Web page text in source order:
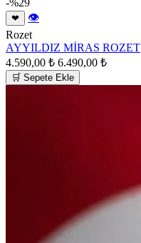
❤
👁
Rozet
AYYILDIZ MİRAS ROZET
4.590,00 ₺ 6.490,00 ₺
🛒 Sepete Ekle